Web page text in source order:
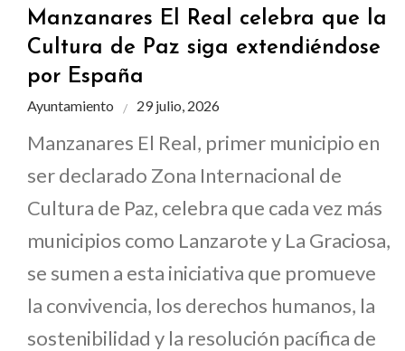
Manzanares El Real celebra que la
Cultura de Paz siga extendiéndose
por España
Ayuntamiento 29 julio, 2026
Manzanares El Real, primer municipio en
ser declarado Zona Internacional de
Cultura de Paz, celebra que cada vez más
municipios como Lanzarote y La Graciosa,
se sumen a esta iniciativa que promueve
la convivencia, los derechos humanos, la
sostenibilidad y la resolución pacífica de